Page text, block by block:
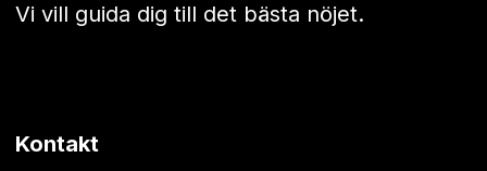
Vi vill guida dig till det bästa nöjet.
Kontakt